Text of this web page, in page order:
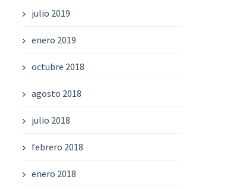
julio 2019
enero 2019
octubre 2018
agosto 2018
julio 2018
febrero 2018
enero 2018